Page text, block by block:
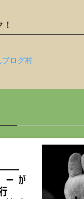
ブログ村